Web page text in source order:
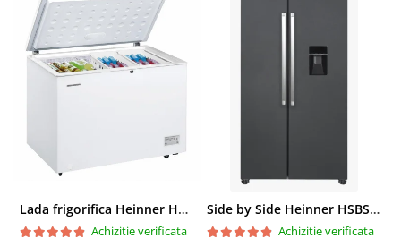
Lada frigorifica Heinner HCF-287CNHE++, 287 l, Clasa E, Compresor inverter, Iluminare LED, Functionalitate frigider, Alb
Achizitie verificata
Side by Side Heinner HSBS-HM439NFINVDGWDE++, Total No Frost, Compresor Inverter, Dozator Apa, Display Touch LED, 439 L, Clasa E, Gri Antracit Texturat
Achizitie verificata